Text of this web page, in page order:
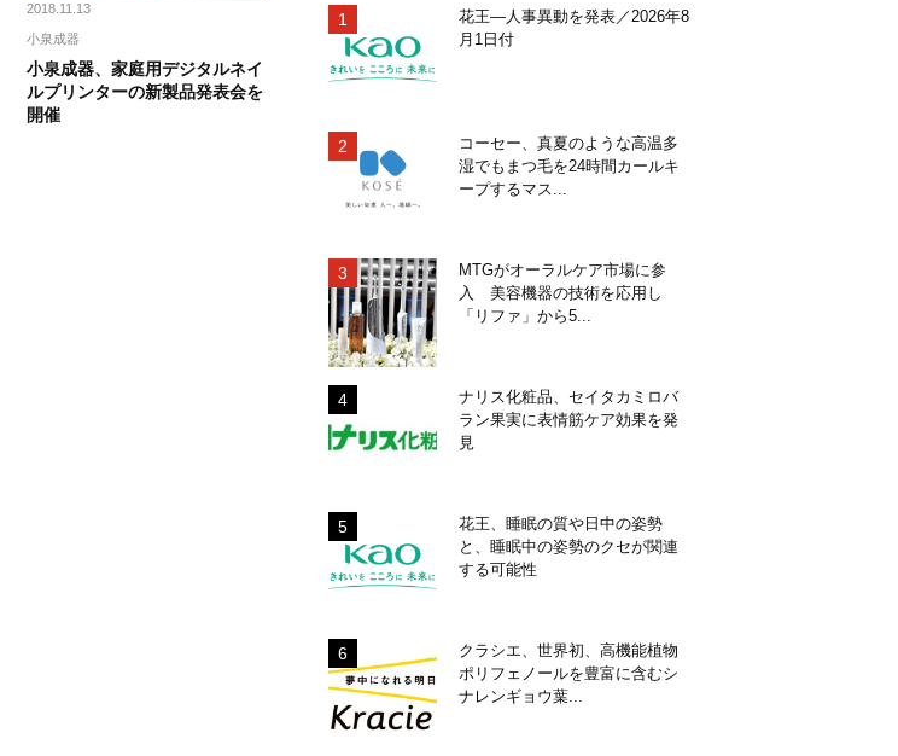
2018.11.13
小泉成器
小泉成器、家庭用デジタルネイ
ルプリンターの新製品発表会を
開催
花王―人事異動を発表／2026年8
月1日付
コーセー、真夏のような高温多
湿でもまつ毛を24時間カールキ
ープするマス...
MTGがオーラルケア市場に参
入 美容機器の技術を応用し
「リファ」から5...
ナリス化粧品、セイタカミロバ
ラン果実に表情筋ケア効果を発
見
花王、睡眠の質や日中の姿勢
と、睡眠中の姿勢のクセが関連
する可能性
クラシエ、世界初、高機能植物
ポリフェノールを豊富に含むシ
ナレンギョウ葉...